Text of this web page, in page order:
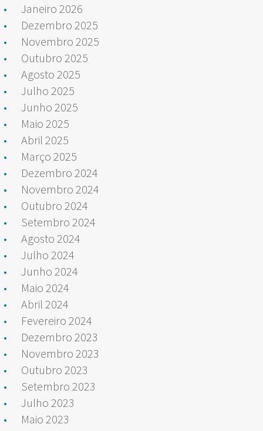
Janeiro 2026
Dezembro 2025
Novembro 2025
Outubro 2025
Agosto 2025
Julho 2025
Junho 2025
Maio 2025
Abril 2025
Março 2025
Dezembro 2024
Novembro 2024
Outubro 2024
Setembro 2024
Agosto 2024
Julho 2024
Junho 2024
Maio 2024
Abril 2024
Fevereiro 2024
Dezembro 2023
Novembro 2023
Outubro 2023
Setembro 2023
Julho 2023
Maio 2023